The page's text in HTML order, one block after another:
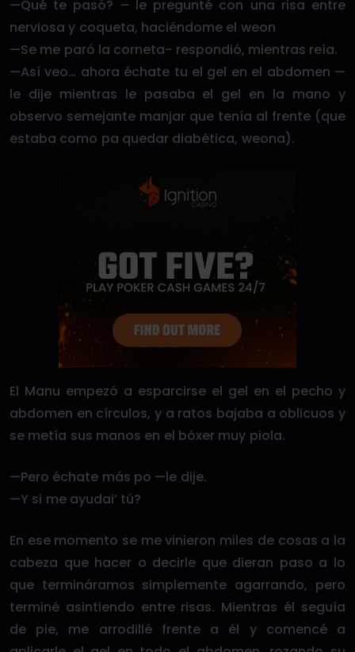
—Qué te pasó? – le pregunté con una risa entre
nerviosa y coqueta, haciéndome el weon
—Se me paró la corneta- respondió, mientras reía.
—Así veo… ahora échate tu el gel en el abdomen —
le dije mientras le pasaba el gel en la mano y
observo semejante manjar que tenía al frente (que
estaba como pa quedar diabética, weona).
El Manu empezó a esparcirse el gel en el pecho y
abdomen en círculos, y a ratos bajaba a oblicuos y
se metía sus manos en el bóxer muy piola.
—Pero échate más po —le dije.
—Y si me ayudai’ tú?
En ese momento se me vinieron miles de cosas a la
cabeza que hacer o decirle que dieran paso a lo
que termináramos simplemente agarrando, pero
terminé asintiendo entre risas. Mientras él seguía
de pie, me arrodillé frente a él y comencé a